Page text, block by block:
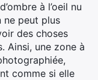
à l’oeil nu
ne peut plus
des choses
Ainsi, une zone à
comme si elle